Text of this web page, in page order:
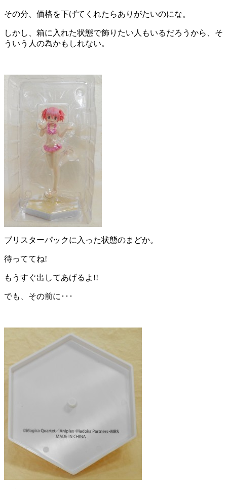
その分、価格を下げてくれたらありがたいのにな。
しかし、箱に入れた状態で飾りたい人もいるだろうから、そ
ういう人の為かもしれない。
ブリスターパックに入った状態のまどか。
待っててね!
もうすぐ出してあげるよ!!
でも、その前に･･･